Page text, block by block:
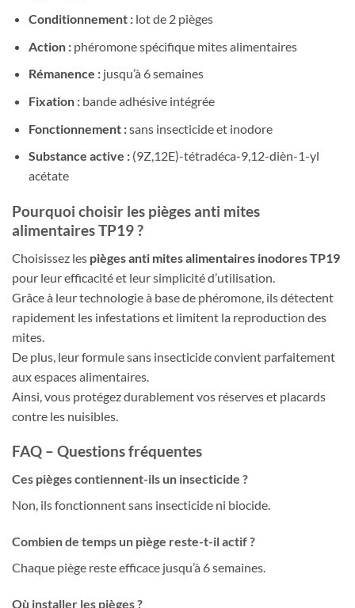
Conditionnement :lot de 2 pièges
Action :phéromone spécifique mites alimentaires
Rémanence :jusqu’à 6 semaines
Fixation :bande adhésive intégrée
Fonctionnement :sans insecticide et inodore
Substance active :(9Z,12E)-tétradéca-9,12-dièn-1-yl
acétate
Pourquoi choisir les pièges anti mites
alimentaires TP19 ?
Choisissez les pièges anti mites alimentaires inodores TP19
pour leur efficacité et leur simplicité d’utilisation.
Grâce à leur technologie à base de phéromone, ils détectent
rapidement les infestations et limitent la reproduction des
mites.
De plus, leur formule sans insecticide convient parfaitement
aux espaces alimentaires.
Ainsi, vous protégez durablement vos réserves et placards
contre les nuisibles.
FAQ – Questions fréquentes
Ces pièges contiennent-ils un insecticide ?
Non, ils fonctionnent sans insecticide ni biocide.
Combien de temps un piège reste-t-il actif ?
Chaque piège reste efficace jusqu’à 6 semaines.
Où installer les pièges ?